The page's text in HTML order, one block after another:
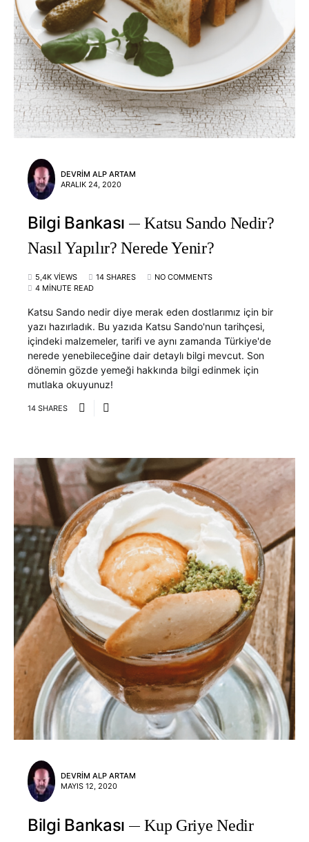
DEVRIM ALP ARTAM
ARALIK 24, 2020
Bilgi Bankası
Katsu Sando Nedir?
Nasıl Yapılır? Nerede Yenir?
5,4K VIEWS 14 SHARES
NO COMMENTS
4 MINUTE READ
Katsu Sando nedir diye merak eden dostlarımız için bir
yazı hazırladık. Bu yazıda Katsu Sando'nun tarihçesi,
içindeki malzemeler, tarifi ve aynı zamanda Türkiye'de
nerede yenebileceğine dair detaylı bilgi mevcut. Son
dönemin gözde yemeği hakkında bilgi edinmek için
mutlaka okuyunuz!
14 SHARES
DEVRIM ALP ARTAM
MAYIS 12, 2020
Bilgi Bankası
Kup Griye Nedir